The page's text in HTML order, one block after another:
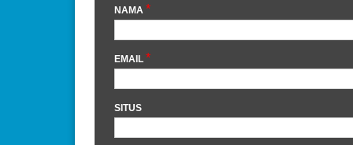
NAMA *
EMAIL *
SITUS